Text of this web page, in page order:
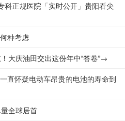
科正规医院「实时公开」贵阳看尖
种考虑
大庆油田交出这份年中“答卷”→
直怀疑电动车昂贵的电池的寿命到
全球居首